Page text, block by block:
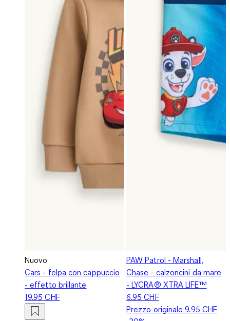
Nuovo
Cars - felpa con cappuccio
- effetto brillante
19.95 CHF
PAW Patrol - Marshall,
Chase - calzoncini da mare
- LYCRA® XTRA LIFE™
6.95 CHF
Prezzo originale9.95 CHF